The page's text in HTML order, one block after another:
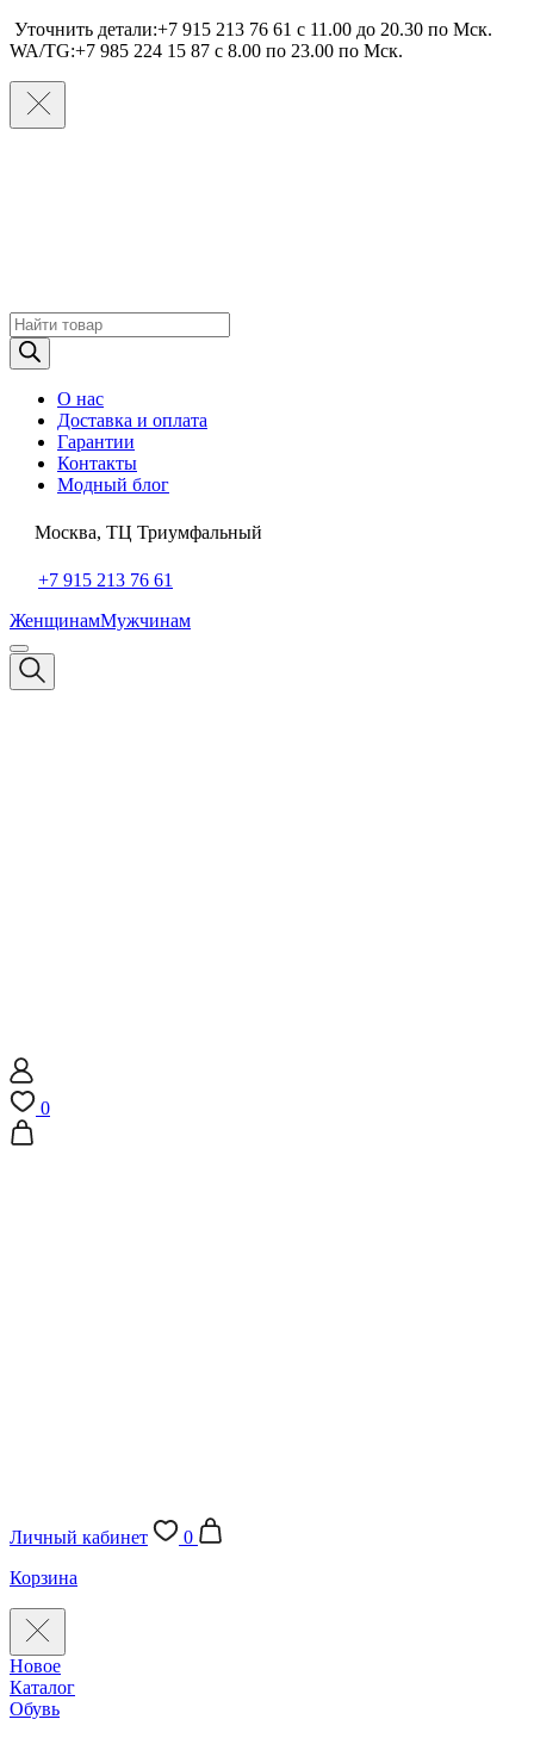
Уточнить детали:+7 915 213 76 61 c 11.00 до 20.30 по Мcк.
WA/TG:+7 985 224 15 87 c 8.00 по 23.00 по Мcк.
Поиск
товаров
О нас
Доставка и оплата
Гарантии
Контакты
Модный блог
Москва, ТЦ Триумфальный
+7 915 213 76 61
ЖенщинамМужчинам
0
Личный кабинет
0
Корзина
Новое
Каталог
Обувь